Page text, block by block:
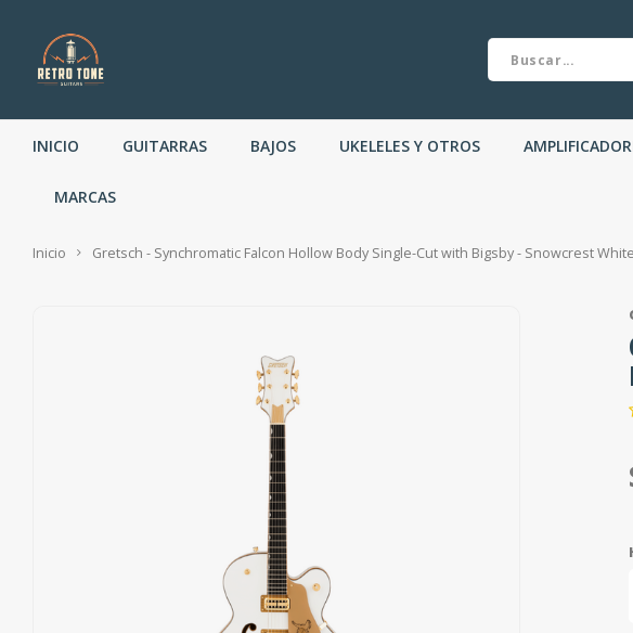
INICIO GUITARRAS BAJOS UKELELES Y OTROS
MARCAS
Inicio Gretsch - Synchromatic Falcon Hollow Body Single-Cut with Bigsby - Snowcrest White